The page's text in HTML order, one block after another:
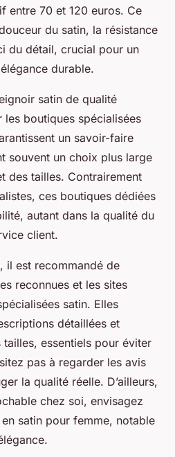
entre 70 et 120 euros. Ce
du satin, la résistance
du détail, crucial pour un
durable.
satin de qualité
boutiques spécialisées
un savoir-faire
souvent un choix plus large
des tailles. Contrairement
ces boutiques dédiées
autant dans la qualité du
client.
il est recommandé de
reconnues et les sites
satin. Elles
détaillées et
essentiels pour éviter
pas à regarder les avis
la qualité réelle. D’ailleurs,
chez soi, envisagez
satin pour femme, notable